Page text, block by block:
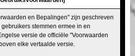
Tokio Akihabara#1
Tokio Shibuya
Tokio Baai
en Bepalingen" zijn geschreven
stemmen ermee in en
versie de officiële "Voorwaarden
elke vertaalde versie.